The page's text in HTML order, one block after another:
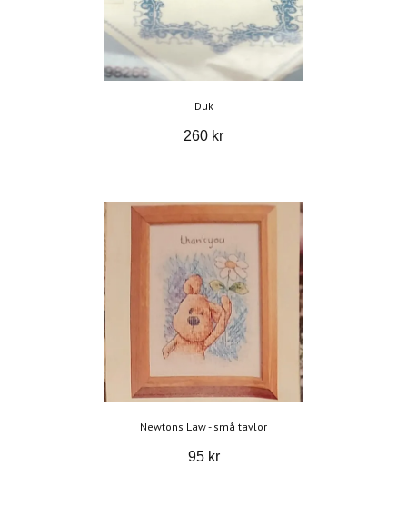
Duk
260 kr
Newtons Law - små tavlor
95 kr